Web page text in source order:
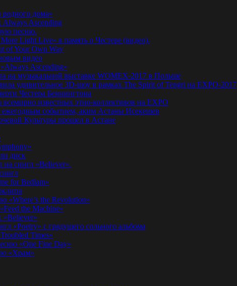
дома»
Always Ascending
песню.
Light Live» в память о Честере (видео).
of Your Own Way
видео
Ascending»
на музыкальной выставке WOMEX-2017 в Польше
удивительное 3D-шоу в рамках The Spirit of Tengri на EXPO-2017
Честера Беннингтона
известных этно-коллективов на EXPO
ежегодным событием, аким Астаны Исекешев
Культуры прошел в Астане
диск
на сингл «Believer».
for Bedlam»
«Where’s the Revolution»
the Machine»
«Believer»
«Poetry» с грядущего сольного альбома
Times»
«One Fine Day»
«Храм»